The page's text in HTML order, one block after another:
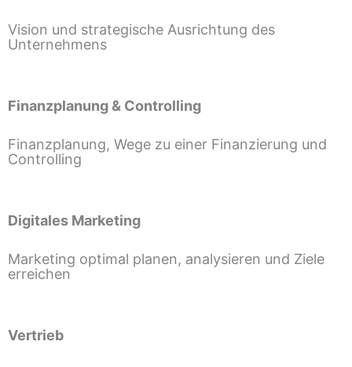
Vision und strategische Ausrichtung des
Unternehmens
Finanzplanung & Controlling
Finanzplanung, Wege zu einer Finanzierung und
Controlling
Digitales Marketing
Marketing optimal planen, analysieren und Ziele
erreichen
Vertrieb